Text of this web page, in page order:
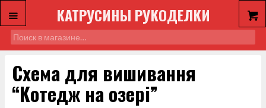
КАТРУСИНЫ РУКОДЕЛКИ
Схема для вишивання
“Котедж на озері”